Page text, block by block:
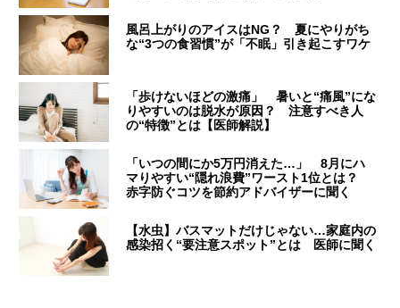
風呂上がりのアイスはNG？ 夏にやりがち
な“3つの食習慣”が「不眠」引き起こすワケ
「歩けないほどの激痛」 暑いと“痛風”にな
りやすいのは脱水が原因？ 注意すべき人
の“特徴”とは【医師解説】
「いつの間にか5万円消えた…」 8月にハ
マりやすい“隠れ浪費”ワースト1位とは？
赤字防ぐコツを節約アドバイザーに聞く
【水虫】バスマットだけじゃない…家庭内の
感染招く“要注意スポット”とは 医師に聞く